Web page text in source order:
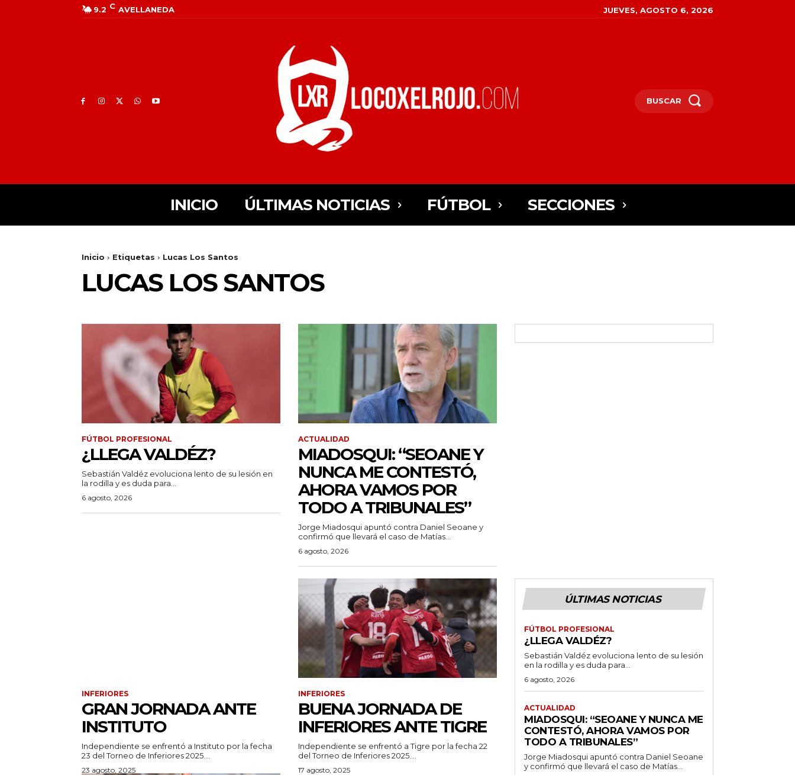
9.2 C AVELLANEDA JUEVES, AGOSTO 6, 2026
BUSCAR
INICIO ÚLTIMAS NOTICIAS FÚTBOL SECCIONES
Inicio Etiquetas Lucas Los Santos
LUCAS LOS SANTOS
FÚTBOL PROFESIONAL
¿LLEGA VALDÉZ?
Sebastián Valdéz evoluciona lento de su lesión en
la rodilla y es duda para...
6 agosto, 2026
ACTUALIDAD
MIADOSQUI: “SEOANE Y
NUNCA ME CONTESTÓ,
AHORA VAMOS POR
TODO A TRIBUNALES”
Jorge Miadosqui apuntó contra Daniel Seoane y
confirmó que llevará el caso de Matías...
6 agosto, 2026
INFERIORES
GRAN JORNADA ANTE
INSTITUTO
Independiente se enfrentó a Instituto por la fecha
23 del Torneo de Inferiores 2025....
23 agosto, 2025
INFERIORES
BUENA JORNADA DE
INFERIORES ANTE TIGRE
Independiente se enfrentó a Tigre por la fecha 22
del Torneo de Inferiores 2025....
17 agosto, 2025
ÚLTIMAS NOTICIAS
FÚTBOL PROFESIONAL
¿LLEGA VALDÉZ?
Sebastián Valdéz evoluciona lento de su lesión
en la rodilla y es duda para...
6 agosto, 2026
ACTUALIDAD
MIADOSQUI: “SEOANE Y NUNCA ME
CONTESTÓ, AHORA VAMOS POR
TODO A TRIBUNALES”
Jorge Miadosqui apuntó contra Daniel Seoane
y confirmó que llevará el caso de Matías...